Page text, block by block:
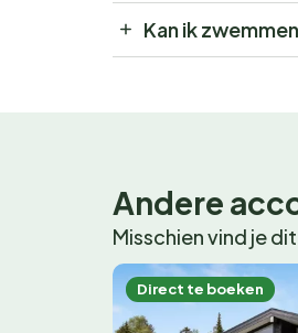
Kan ik
Andere
Misschien vind je
Direct te boeken